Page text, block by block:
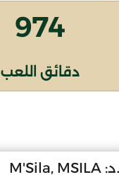
974
دقائق اللعب
M'Sila, MSILA